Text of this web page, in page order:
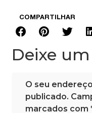
COMPARTILHAR
Deixe
O seu
publicado.
marcados com